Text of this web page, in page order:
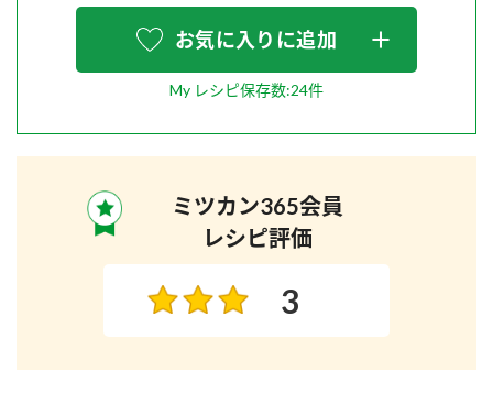
お気に入りに追加
My レシピ保存数:24件
ミツカン365会員
レシピ評価
3